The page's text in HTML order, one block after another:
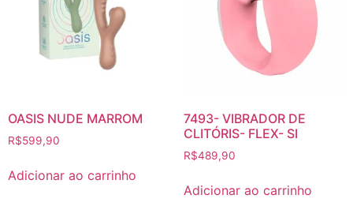
OASIS NUDE MARROM
R$599,90
Adicionar ao carrinho
7493- VIBRADOR DE
CLITÓRIS- FLEX- SI
R$489,90
Adicionar ao carrinho